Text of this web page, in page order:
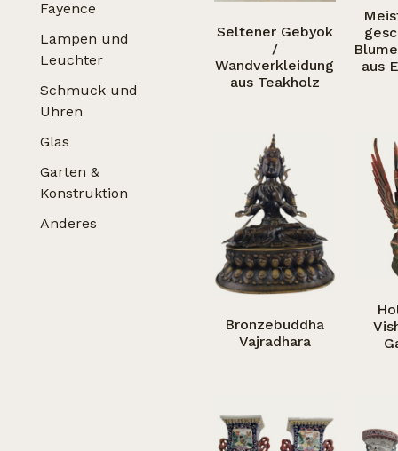
Fayence
Lampen und
Leuchter
Schmuck und
Uhren
Glas
Garten &
Konstruktion
Anderes
Seltener Gebyok
/
Wandverkleidung
aus Teakholz
aus
Bronzebuddha
Vajradhara